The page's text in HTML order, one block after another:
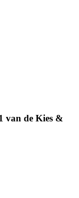
van de Kies &